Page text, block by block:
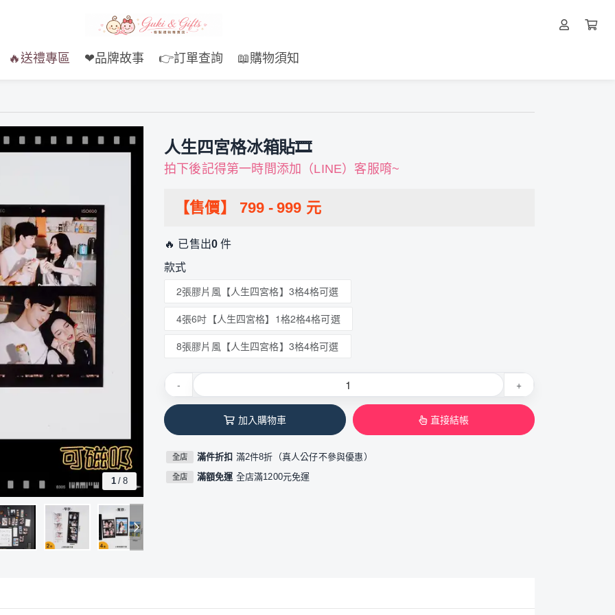
🔥送禮專區 ❤品牌故事 👉訂單查詢 📖購物須知
1 / 8
人生四宮格冰箱貼🎞️
拍下後記得第一時間添加（LINE）客服唷~
【售價】 799 - 999 元
🔥 已售出0 件
款式
2張膠片風【人生四宮格】3格4格可選
4張6吋【人生四宮格】1格2格4格可選
8張膠片風【人生四宮格】3格4格可選
- +
加入購物車 直接結帳
全店 滿件折扣 滿2件8折（真人公仔不參與優惠）
全店 滿額免運 全店滿1200元免運